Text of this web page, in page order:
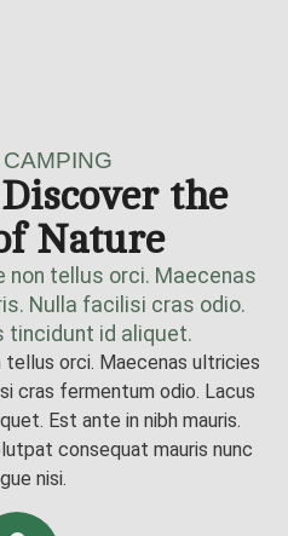
the
Nature
non tellus orci. Maecenas
Nulla facilisi cras odio.
tincidunt id aliquet.
tellus orci. Maecenas ultricies
cras fermentum odio. Lacus
Est ante in nibh mauris.
consequat mauris nunc
nisi.